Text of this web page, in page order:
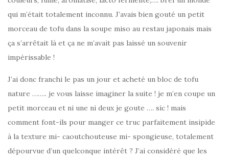
qui m’était totalement inconnu. J’avais bien gouté un petit
morceau de tofu dans la soupe miso au restau japonais mais
ça s’arrêtait là et ça ne m’avait pas laissé un souvenir
impérissable !
J’ai donc franchi le pas un jour et acheté un bloc de tofu
nature …….. je vous laisse imaginer la suite ! je m’en coupe un
petit morceau et ni une ni deux je goute …. sic ! mais
comment font-ils pour manger ce truc parfaitement insipide
à la texture mi- caoutchouteuse mi- spongieuse, totalement
dépourvue d’un quelconque intérêt ? J’ai considéré que les